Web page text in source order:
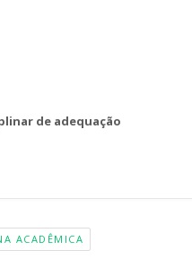
de adequação
ACADÊMICA